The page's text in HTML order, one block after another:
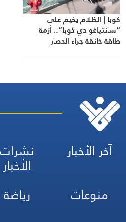
كوبا | الظلام يخيم على
“سانتياغو دي كوبا”.. أزمة
طاقة خانقة جراء الحصار
آخر الأخبار نشرات
الأخبار
منوعات
رياضة